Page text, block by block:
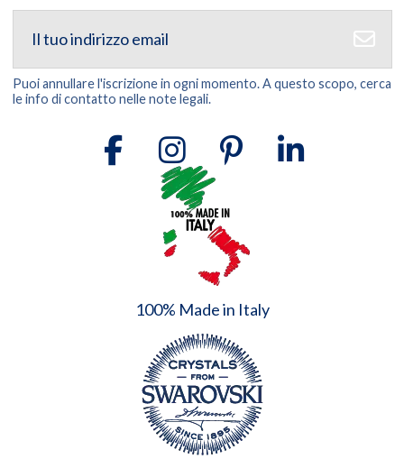
Puoi annullare l'iscrizione in ogni momento. A questo scopo, cerca
le info di contatto nelle note legali.
100% Made in Italy